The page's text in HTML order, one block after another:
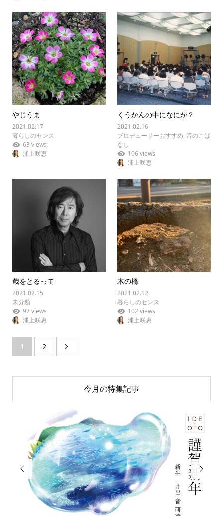
やじうま
2021.02.17
暮らしのセンス
63 views
浦上咲恵
くうかんの中になにが？
2021.02.16
プロデューサーおすすめ,音のこば
なし
106 views
浦上咲恵
歳をとるって
2021.02.15
未分類
97 views
浦上咲恵
木の橋
2021.02.12
暮らしのセンス
102 views
浦上咲恵
1 2 
今月の特集記事
 